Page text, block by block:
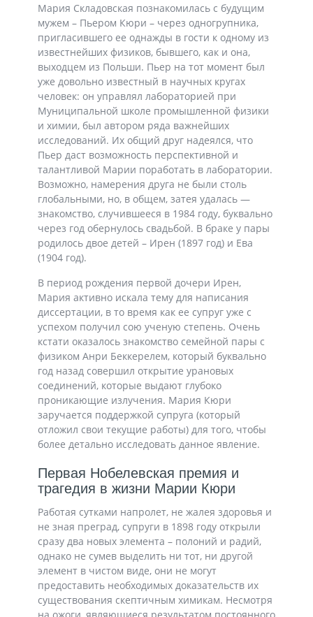
Мария Складовская познакомилась с будущим
мужем – Пьером Кюри – через одногрупника,
пригласившего ее однажды в гости к одному из
известнейших физиков, бывшего, как и она,
выходцем из Польши. Пьер на тот момент был
уже довольно известный в научных кругах
человек: он управлял лабораторией при
Муниципальной школе промышленной физики
и химии, был автором ряда важнейших
исследований. Их общий друг надеялся, что
Пьер даст возможность перспективной и
талантливой Марии поработать в лаборатории.
Возможно, намерения друга не были столь
глобальными, но, в общем, затея удалась —
знакомство, случившееся в 1984 году, буквально
через год обернулось свадьбой. В браке у пары
родилось двое детей – Ирен (1897 год) и Ева
(1904 год).
В период рождения первой дочери Ирен,
Мария активно искала тему для написания
диссертации, в то время как ее супруг уже с
успехом получил сою ученую степень. Очень
кстати оказалось знакомство семейной пары с
физиком Анри Беккерелем, который буквально
год назад совершил открытие урановых
соединений, которые выдают глубоко
проникающие излучения. Мария Кюри
заручается поддержкой супруга (который
отложил свои текущие работы) для того, чтобы
более детально исследовать данное явление.
Первая Нобелевская премия и
трагедия в жизни Марии Кюри
Работая сутками напролет, не жалея здоровья и
не зная преград, супруги в 1898 году открыли
сразу два новых элемента – полоний и радий,
однако не сумев выделить ни тот, ни другой
элемент в чистом виде, они не могут
предоставить необходимых доказательств их
существования скептичным химикам. Несмотря